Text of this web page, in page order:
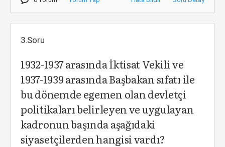
3.Soru
1932-1937 arasında İktisat Vekili ve
1937-1939 arasında Başbakan sıfatı ile
bu dönemde egemen olan devletçi
politikaları belirleyen ve uygulayan
kadronun başında aşağıdaki
siyasetçilerden hangisi vardı?